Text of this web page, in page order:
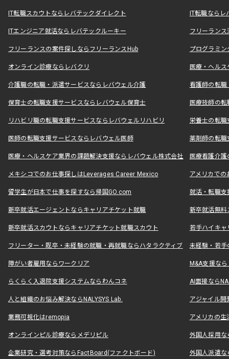
IT転職スカウトならレバテックダイレクト IT転職なら
ITエンジニア就活ならレバテックルーキー フリーラン
フリーランスの案件探しならフリーランスHub プログラミ
オンライン診療ならレバクリ 医療・ヘル
介護職の転職・派遣サービスならレバウェル介護 看護師の転
保育士の転職支援サービスならレバウェル保育士 医療技師の
リハビリ職の転職支援サービスならレバウェルリハビリ 栄養士の転
医師の転職支援サービスならレバウェル医師 薬剤師の転
医療・ヘルスケア業界の課題解決支援ならレバウェル株式会社 医療看護介
メキシコでのお仕事探しはLeverages Career Mexico アメリカで
留学生が日本で仕事を探すなら帰国GO.com 就活・転職
新卒就活エージェントならキャリアチケット就職 新卒就活無料
新卒就活スカウトならキャリアチケット就職スカウト 若手ハイキ
フリーター・既卒・未経験の就職・再就職ならハタラクティブ 未経験・若手
障がい者雇用ならワークリア M&A支援な
らくらく入退院支援システムならわんコネ AI面接なら
人と組織のお悩み解決ならNALYSYS Lab. アジャイル
業務可視化はremopia アメリカの
オンラインピル診療ならメデリピル 外国人採用
企業研究・選考対策ならFactBoard(ファクトボード) 外国人派遣な